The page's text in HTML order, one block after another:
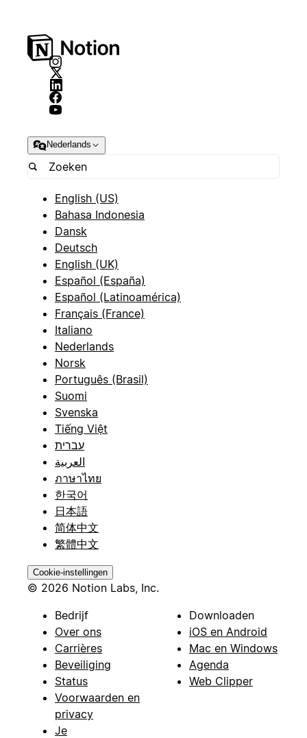
Nederlands
English (US)
Bahasa Indonesia
Dansk
Deutsch
English (UK)
Español (España)
Español (Latinoamérica)
Français (France)
Italiano
Nederlands
Norsk
Português (Brasil)
Suomi
Svenska
Tiếng Việt
עברית
العربية
ภาษาไทย
한국어
日本語
简体中文
繁體中文
Cookie-instellingen
© 2026 Notion Labs, Inc.
Bedrijf
Over ons
Carrières
Beveiliging
Status
Voorwaarden en
privacy
Je
Downloaden
iOS en Android
Mac en Windows
Agenda
Web Clipper